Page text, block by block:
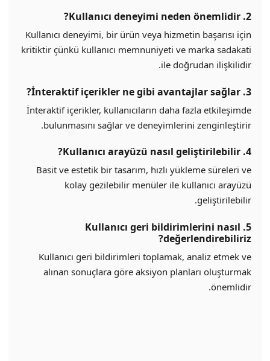
2. Kullanıcı deneyimi neden önemlidir?
Kullanıcı deneyimi, bir ürün veya hizmetin başarısı için
kritiktir çünkü kullanıcı memnuniyeti ve marka sadakati
ile doğrudan ilişkilidir.
3. İnteraktif içerikler ne gibi avantajlar sağlar?
İnteraktif içerikler, kullanıcıların daha fazla etkileşimde
bulunmasını sağlar ve deneyimlerini zenginleştirir.
4. Kullanıcı arayüzü nasıl geliştirilebilir?
Basit ve estetik bir tasarım, hızlı yükleme süreleri ve
kolay gezilebilir menüler ile kullanıcı arayüzü
geliştirilebilir.
5. Kullanıcı geri bildirimlerini nasıl
değerlendirebiliriz?
Kullanıcı geri bildirimleri toplamak, analiz etmek ve
alınan sonuçlara göre aksiyon planları oluşturmak
önemlidir.